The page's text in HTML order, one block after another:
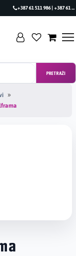
+387 61 511 986 | +387 61 493 470
PRETRAŽI